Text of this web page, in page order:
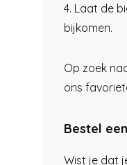
4. Laat de
bijkomen.
Op zoek
ons
Bestel
Wist je dat